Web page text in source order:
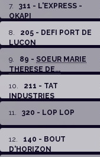
7. 311 - L'EXPRESS -
OKAPI
8
205 - DEFI PORT DE
LUCON
9
89 - SOEUR MARIE
THERESE DE...
10
211 - TAT
INDUSTRIES
11
320 - LOP LOP
12
140 - BOUT
D'HORIZON